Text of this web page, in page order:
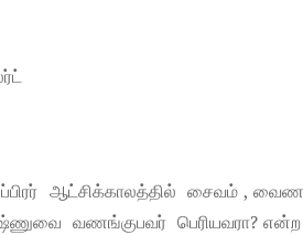
ஆட்சிக்காலத்தில் சைவம் ,
வணங்குபவர்